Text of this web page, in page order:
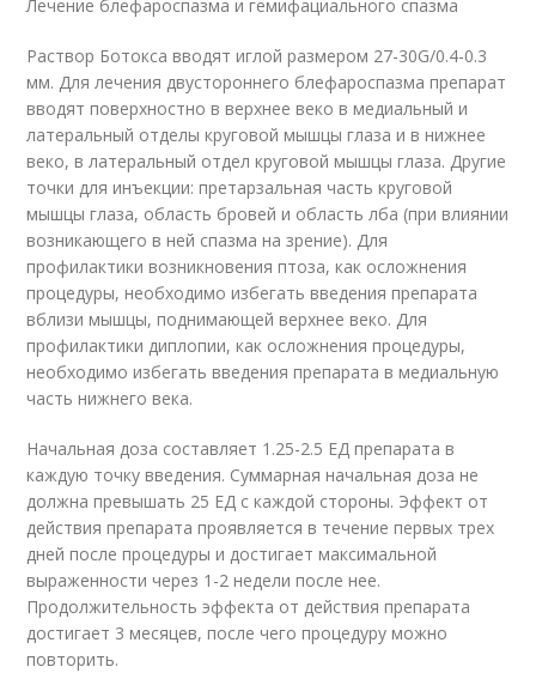
Лечение блефароспазма и гемифациального спазма
Раствор Ботокса вводят иглой размером 27-30G/0.4-0.3
мм. Для лечения двустороннего блефароспазма препарат
вводят поверхностно в верхнее веко в медиальный и
латеральный отделы круговой мышцы глаза и в нижнее
веко, в латеральный отдел круговой мышцы глаза. Другие
точки для инъекции: претарзальная часть круговой
мышцы глаза, область бровей и область лба (при влиянии
возникающего в ней спазма на зрение). Для
профилактики возникновения птоза, как осложнения
процедуры, необходимо избегать введения препарата
вблизи мышцы, поднимающей верхнее веко. Для
профилактики диплопии, как осложнения процедуры,
необходимо избегать введения препарата в медиальную
часть нижнего века.
Начальная доза составляет 1.25-2.5 ЕД препарата в
каждую точку введения. Суммарная начальная доза не
должна превышать 25 ЕД с каждой стороны. Эффект от
действия препарата проявляется в течение первых трех
дней после процедуры и достигает максимальной
выраженности через 1-2 недели после нее.
Продолжительность эффекта от действия препарата
достигает 3 месяцев, после чего процедуру можно
повторить.